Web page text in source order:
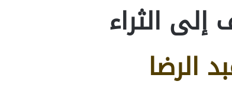
الثراء
الرضا